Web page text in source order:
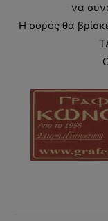
να
Η σορός θα